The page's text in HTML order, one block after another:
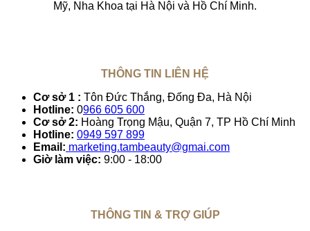
Mỹ, Nha Khoa tại Hà Nội và Hồ Chí Minh.
THÔNG TIN LIÊN HỆ
Cơ sở 1 : Tôn Đức Thắng, Đống Đa, Hà Nội
Hotline: 0966 605 600
Cơ sở 2: Hoàng Trọng Mậu, Quận 7, TP Hồ Chí Minh
Hotline: 0949 597 899
Email: marketing.tambeauty@gmai.com
Giờ làm việc: 9:00 - 18:00
THÔNG TIN & TRỢ GIÚP